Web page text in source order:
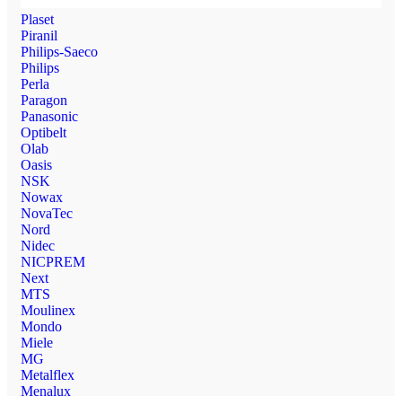
Plaset
Piranil
Philips-Saeco
Philips
Perla
Paragon
Panasonic
Optibelt
Olab
Oasis
NSK
Nowax
NovaTec
Nord
Nidec
NICPREM
Next
MTS
Moulinex
Mondo
Miele
MG
Metalflex
Menalux